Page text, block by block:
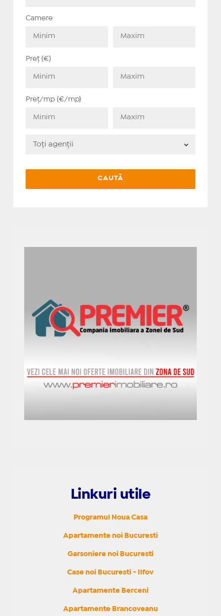
Camere
Preț (€)
Preț/mp (€/mp)
Linkuri utile
Programul Noua Casa
Apartamente noi Bucuresti
Garsoniere noi Bucuresti
Case noi Bucuresti - Ilfov
Apartamente Berceni
Apartamente Brancoveanu